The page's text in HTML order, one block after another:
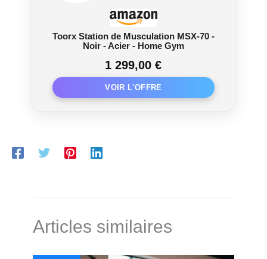
Toorx Station de Musculation MSX-70 -
Noir - Acier - Home Gym
1 299,00 €
Articles similaires